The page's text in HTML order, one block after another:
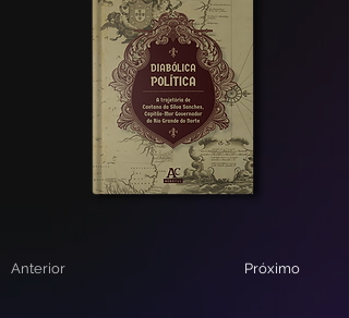
Anterior Próximo